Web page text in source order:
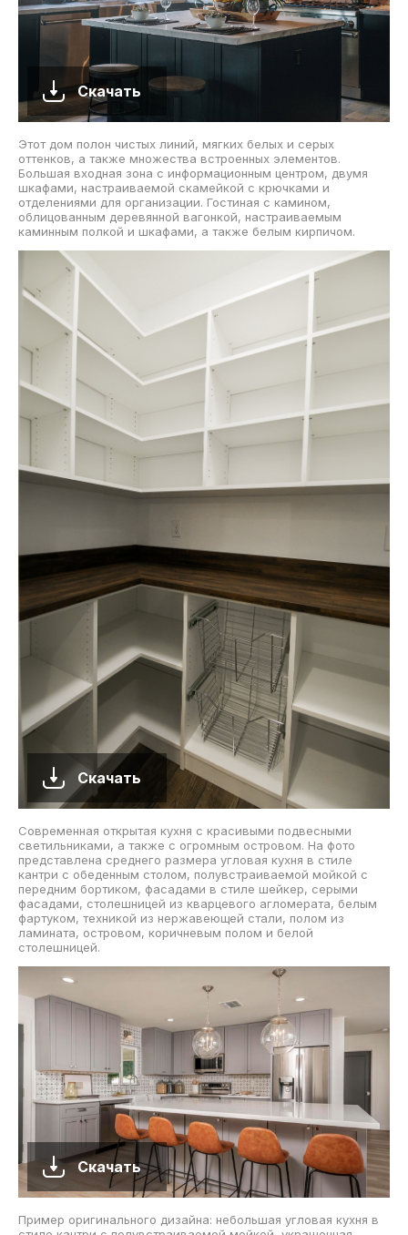
Скачать
Этот дом полон чистых линий, мягких белых и серых
оттенков, а также множества встроенных элементов.
Большая входная зона с информационным центром, двумя
шкафами, настраиваемой скамейкой с крючками и
отделениями для организации. Гостиная с камином,
облицованным деревянной вагонкой, настраиваемым
каминным полкой и шкафами, а также белым кирпичом.
Скачать
Современная открытая кухня с красивыми подвесными
светильниками, а также с огромным островом. На фото
представлена среднего размера угловая кухня в стиле
кантри с обеденным столом, полувстраиваемой мойкой с
передним бортиком, фасадами в стиле шейкер, серыми
фасадами, столешницей из кварцевого агломерата, белым
фартуком, техникой из нержавеющей стали, полом из
ламината, островом, коричневым полом и белой
столешницей.
Скачать
Пример оригинального дизайна: небольшая угловая кухня в